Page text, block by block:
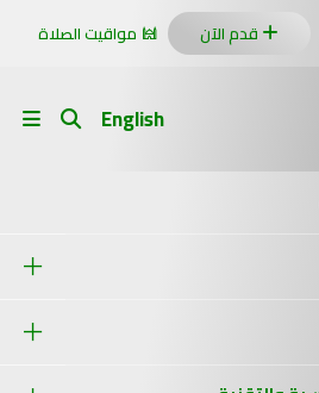
قدم الآن مواقيت الصلاة
English